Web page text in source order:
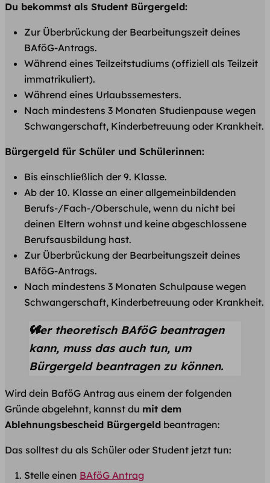
Du bekommst als Student Bürgergeld:
Zur Überbrückung der Bearbeitungszeit deines
BAföG-Antrags.
Während eines Teilzeitstudiums (offiziell als Teilzeit
immatrikuliert).
Während eines Urlaubssemesters.
Nach mindestens 3 Monaten Studienpause wegen
Schwangerschaft, Kinderbetreuung oder Krankheit.
Bürgergeld für Schüler und Schülerinnen:
Bis einschließlich der 9. Klasse.
Ab der 10. Klasse an einer allgemeinbildenden
Berufs-/Fach-/Oberschule, wenn du nicht bei
deinen Eltern wohnst und keine abgeschlossene
Berufsausbildung hast.
Zur Überbrückung der Bearbeitungszeit deines
BAföG-Antrags.
Nach mindestens 3 Monaten Schulpause wegen
Schwangerschaft, Kinderbetreuung oder Krankheit.
Wer theoretisch BAföG beantragen
kann, muss das auch tun, um
Bürgergeld beantragen zu können.
Wird dein BaföG Antrag aus einem der folgenden
Gründe abgelehnt, kannst du mit dem
Ablehnungsbescheid Bürgergeld beantragen:
Das solltest du als Schüler oder Student jetzt tun:
Stelle einen BAföG Antrag